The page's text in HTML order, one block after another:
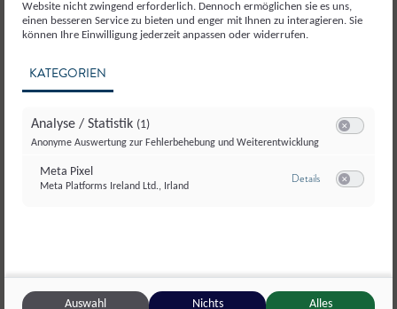
Website nicht zwingend erforderlich. Dennoch ermöglichen sie es uns,
einen besseren Service zu bieten und enger mit Ihnen zu interagieren. Sie
können Ihre Einwilligung jederzeit anpassen oder widerrufen.
KATEGORIEN
Analyse / Statistik (1)
Anonyme Auswertung zur Fehlerbehebung und Weiterentwicklung
Meta Pixel
Meta Platforms Ireland Ltd., Irland
Detailszu Meta Pixel
Auswahl
Nichts
Alles